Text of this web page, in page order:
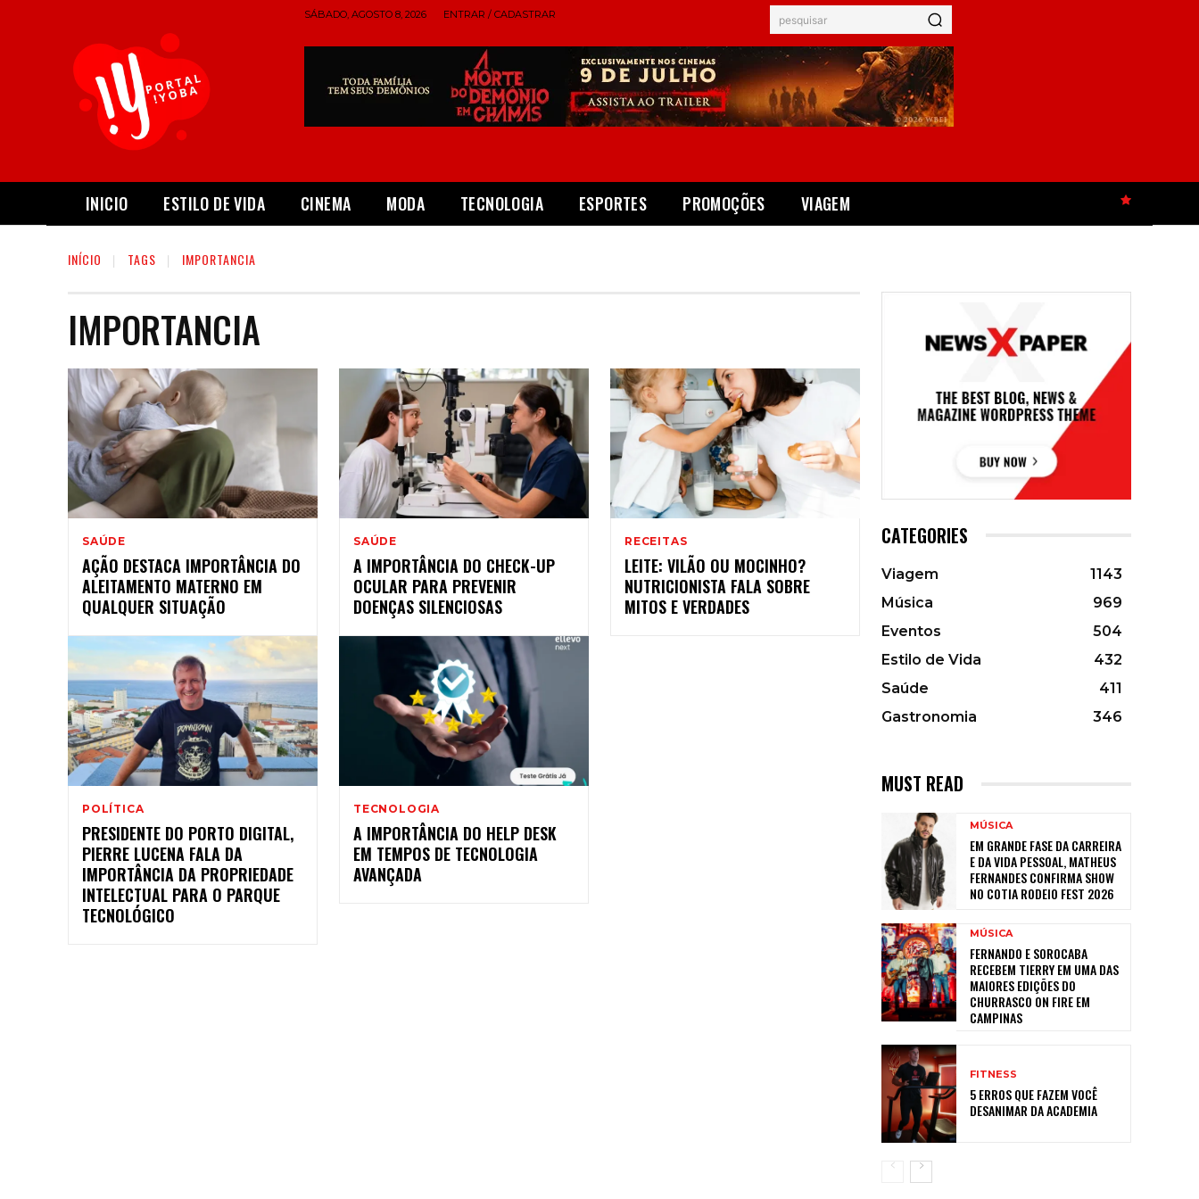
SÁBADO, AGOSTO 8, 2026 ENTRAR / CADASTRAR pesquisar
INICIO ESTILO DE VIDA CINEMA MODA TECNOLOGIA ESPORTES PROMOÇÕES VIAGEM
INÍCIO TAGS IMPORTANCIA
IMPORTANCIA
SAÚDE
AÇÃO DESTACA IMPORTÂNCIA DO
ALEITAMENTO MATERNO EM
QUALQUER SITUAÇÃO
SAÚDE
A IMPORTÂNCIA DO CHECK-UP
OCULAR PARA PREVENIR
DOENÇAS SILENCIOSAS
RECEITAS
LEITE: VILÃO OU MOCINHO?
NUTRICIONISTA FALA SOBRE
MITOS E VERDADES
POLÍTICA
PRESIDENTE DO PORTO DIGITAL,
PIERRE LUCENA FALA DA
IMPORTÂNCIA DA PROPRIEDADE
INTELECTUAL PARA O PARQUE
TECNOLÓGICO
TECNOLOGIA
A IMPORTÂNCIA DO HELP DESK
EM TEMPOS DE TECNOLOGIA
AVANÇADA
CATEGORIES
Viagem
1143
Música
969
Eventos
504
Estilo de Vida
432
Saúde
411
Gastronomia
346
MUST READ
MÚSICA
EM GRANDE FASE DA CARREIRA
E DA VIDA PESSOAL, MATHEUS
FERNANDES CONFIRMA SHOW
NO COTIA RODEIO FEST 2026
MÚSICA
FERNANDO E SOROCABA
RECEBEM TIERRY EM UMA DAS
MAIORES EDIÇÕES DO
CHURRASCO ON FIRE EM
CAMPINAS
FITNESS
5 ERROS QUE FAZEM VOCÊ
DESANIMAR DA ACADEMIA